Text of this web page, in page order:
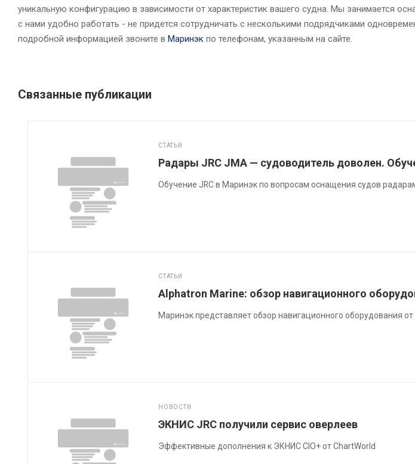
уникальную конфигурацию в зависимости от характеристик вашего судна. Мы занимается
с нами удобно работать - не придется сотрудничать с несколькими подрядчиками
подробной информацией звоните в Маринэк по телефонам, указанным на сайте.
Связанные публикации
СТАТЬИ
Радары JRC JMA — судоводитель доволен.
Обучение JRC в Маринэк по вопросам оснащения судов
СТАТЬИ
Alphatron Marine: обзор навигационного
Маринэк представляет обзор навигационного оборудования
НОВОСТИ
ЭКНИС JRC получили сервис оверлеев
Эффективные дополнения к ЭКНИС CIO+ от ChartWorld